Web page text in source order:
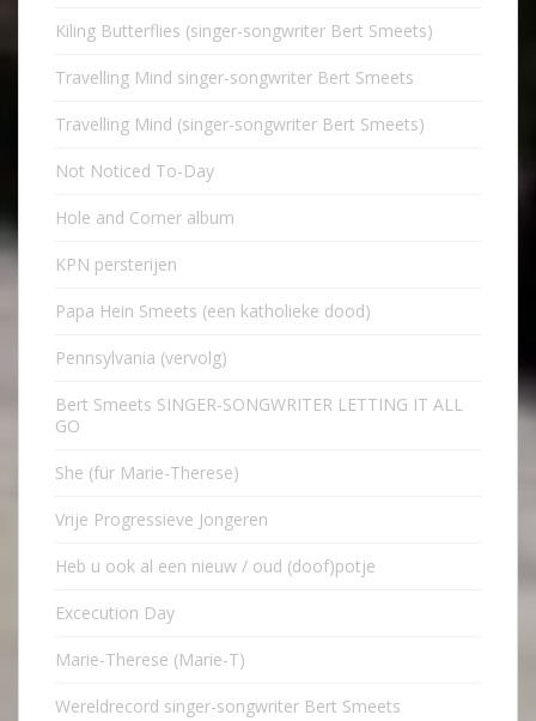
Kiling Butterflies (singer-songwriter Bert Smeets)
Travelling Mind singer-songwriter Bert Smeets
Travelling Mind (singer-songwriter Bert Smeets)
Not Noticed To-Day
Hole and Corner album
KPN persterijen
Papa Hein Smeets (een katholieke dood)
Pennsylvania (vervolg)
Bert Smeets SINGER-SONGWRITER LETTING IT ALL
GO
She (für Marie-Therese)
Vrije Progressieve Jongeren
Heb u ook al een nieuw / oud (doof)potje
Excecution Day
Marie-Therese (Marie-T)
Wereldrecord singer-songwriter Bert Smeets